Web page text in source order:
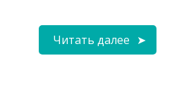
Читать далее